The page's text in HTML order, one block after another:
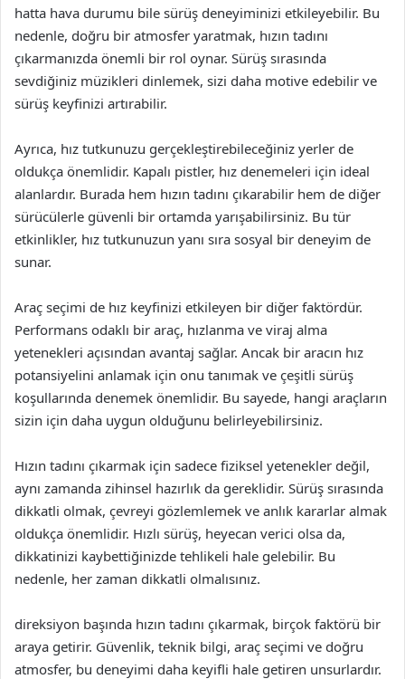
hatta hava durumu bile sürüş deneyiminizi etkileyebilir. Bu
nedenle, doğru bir atmosfer yaratmak, hızın tadını
çıkarmanızda önemli bir rol oynar. Sürüş sırasında
sevdiğiniz müzikleri dinlemek, sizi daha motive edebilir ve
sürüş keyfinizi artırabilir.
Ayrıca, hız tutkunuzu gerçekleştirebileceğiniz yerler de
oldukça önemlidir. Kapalı pistler, hız denemeleri için ideal
alanlardır. Burada hem hızın tadını çıkarabilir hem de diğer
sürücülerle güvenli bir ortamda yarışabilirsiniz. Bu tür
etkinlikler, hız tutkunuzun yanı sıra sosyal bir deneyim de
sunar.
Araç seçimi de hız keyfinizi etkileyen bir diğer faktördür.
Performans odaklı bir araç, hızlanma ve viraj alma
yetenekleri açısından avantaj sağlar. Ancak bir aracın hız
potansiyelini anlamak için onu tanımak ve çeşitli sürüş
koşullarında denemek önemlidir. Bu sayede, hangi araçların
sizin için daha uygun olduğunu belirleyebilirsiniz.
Hızın tadını çıkarmak için sadece fiziksel yetenekler değil,
aynı zamanda zihinsel hazırlık da gereklidir. Sürüş sırasında
dikkatli olmak, çevreyi gözlemlemek ve anlık kararlar almak
oldukça önemlidir. Hızlı sürüş, heyecan verici olsa da,
dikkatinizi kaybettiğinizde tehlikeli hale gelebilir. Bu
nedenle, her zaman dikkatli olmalısınız.
direksiyon başında hızın tadını çıkarmak, birçok faktörü bir
araya getirir. Güvenlik, teknik bilgi, araç seçimi ve doğru
atmosfer, bu deneyimi daha keyifli hale getiren unsurlardır.